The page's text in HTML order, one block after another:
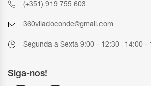
(+351) 919 755 603
360viladoconde@gmail.com
Segunda a Sexta 9:00 - 12:30 | 14:00 -
Siga-nos!